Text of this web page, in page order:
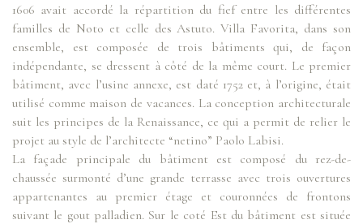
1606 avait accordé la répartition du fief entre les différentes
familles de Noto et celle des Astuto. Villa Favorita, dans son
ensemble, est composée de trois bâtiments qui, de façon
indépendante, se dressent à côté de la même court. Le premier
bâtiment, avec l’usine annexe, est daté 1752 et, à l’origine, était
utilisé comme maison de vacances. La conception architecturale
suit les principes de la Renaissance, ce qui a permit de relier le
projet au style de l’architecte “netino” Paolo Labisi.
La façade principale du bâtiment est composé du rez-de-
chaussée surmonté d’une grande terrasse avec trois ouvertures
appartenantes au premier étage et couronnées de frontons
suivant le gout palladien. Sur le coté Est du bâtiment est située